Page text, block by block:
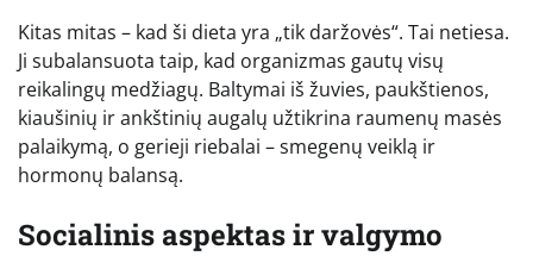
Kitas mitas – kad ši dieta yra „tik daržovės“. Tai netiesa.
Ji subalansuota taip, kad organizmas gautų visų
reikalingų medžiagų. Baltymai iš žuvies, paukštienos,
kiaušinių ir ankštinių augalų užtikrina raumenų masės
palaikymą, o gerieji riebalai – smegenų veiklą ir
hormonų balansą.
Socialinis aspektas ir valgymo